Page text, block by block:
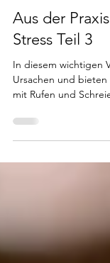
Aus der
Stress Teil 3
In diesem wichtigen
Ursachen und bieten
mit Rufen und